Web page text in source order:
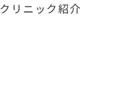
クリニック紹介